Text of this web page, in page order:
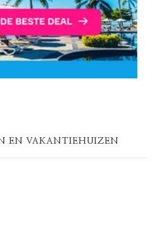
EN VAKANTIEHUIZEN